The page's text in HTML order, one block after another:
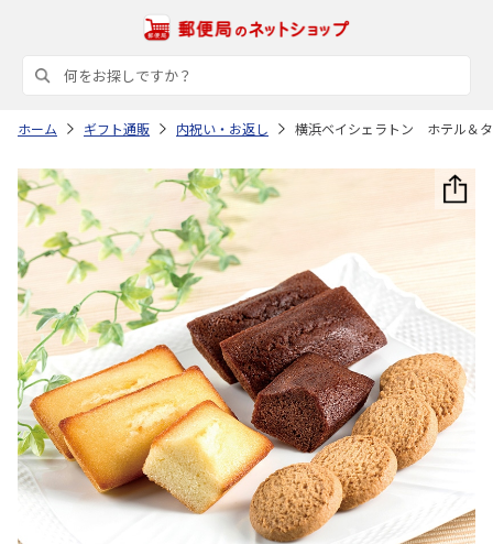
ホーム ギフト通販 内祝い・お返し 横浜ベイシェラトン ホテル＆